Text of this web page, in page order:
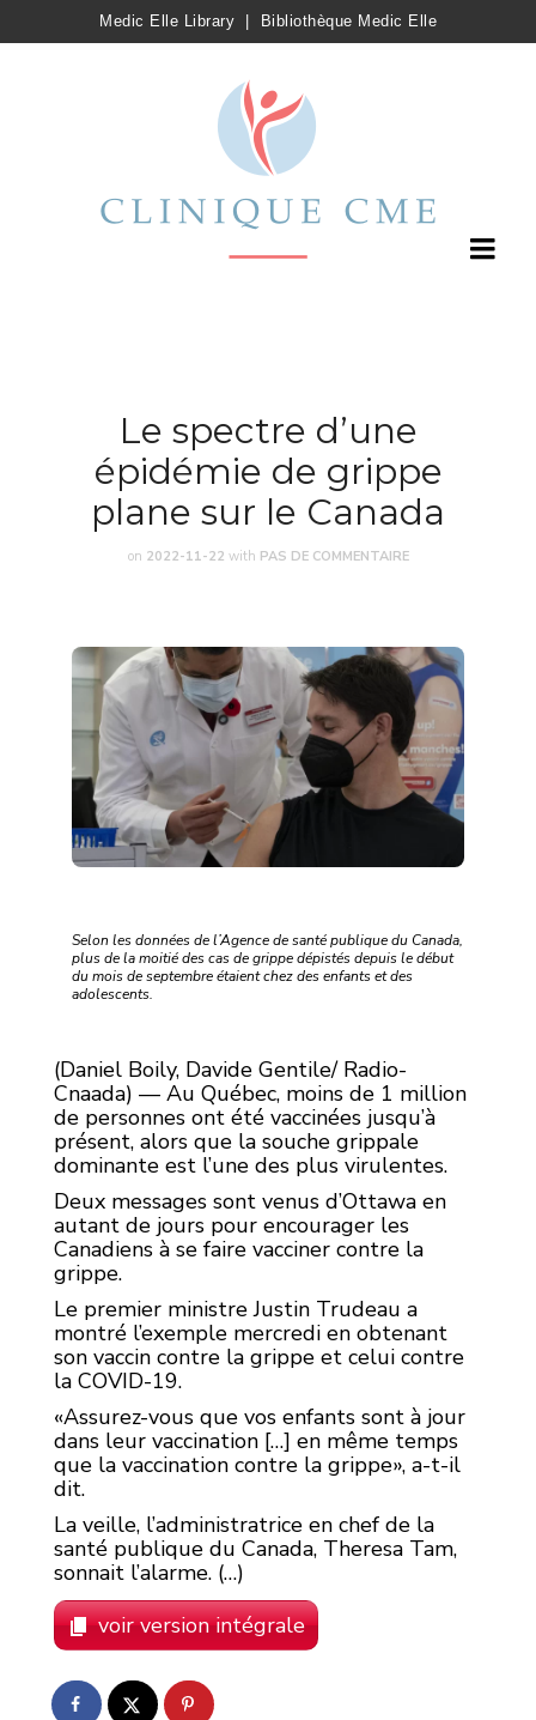
Medic Elle Library Bibliothèque Medic Elle
Le spectre d’une
épidémie de grippe
plane sur le Canada
on 2022-11-22 with PAS DE COMMENTAIRE
Selon les données de l’Agence de santé publique du Canada,
plus de la moitié des cas de grippe dépistés depuis le début
du mois de septembre étaient chez des enfants et des
adolescents.
(Daniel Boily, Davide Gentile/ Radio-
Cnaada) — Au Québec, moins de 1 million
de personnes ont été vaccinées jusqu’à
présent, alors que la souche grippale
dominante est l’une des plus virulentes.
Deux messages sont venus d’Ottawa en
autant de jours pour encourager les
Canadiens à se faire vacciner contre la
grippe.
Le premier ministre Justin Trudeau a
montré l’exemple mercredi en obtenant
son vaccin contre la grippe et celui contre
la COVID-19.
Assurez-vous que vos enfants sont à jour
dans leur vaccination […] en même temps
que la vaccination contre la grippe , a-t-il
dit.
La veille, l’administratrice en chef de la
santé publique du Canada, Theresa Tam,
sonnait l’alarme. (…)
voir version intégrale